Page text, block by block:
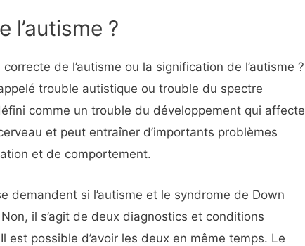
l’autisme ?
de l’autisme ou la signification de l’autisme ?
trouble autistique ou trouble du spectre
comme un trouble du développement qui affecte
et peut entraîner d’importants problèmes
et de comportement.
demandent si l’autisme et le syndrome de Down
il s’agit de deux diagnostics et conditions
est possible d’avoir les deux en même temps. Le